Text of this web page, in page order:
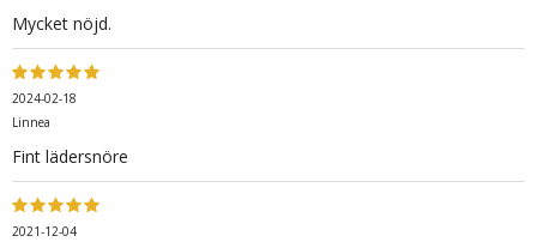
Mycket nöjd.
2024-02-18
Linnea
Fint lädersnöre
2021-12-04